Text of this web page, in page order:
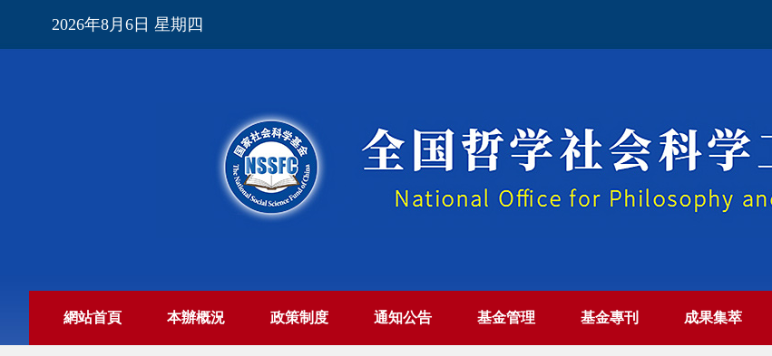
2026年8月6日 星期四
網站首頁 本辦概況 政策制度 通知公告 基金管理 基金專刊 成果集萃